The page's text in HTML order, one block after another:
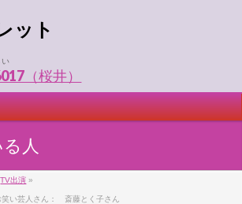
ット
い
（桜井）
人
TV出演 »
い芸人さん： 斎藤とく子さん